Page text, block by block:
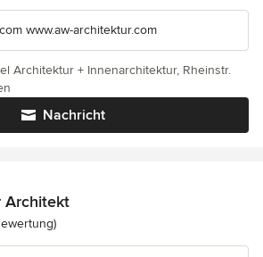
www.aw-architektur.com
Nachricht
Architektur + Innenarchitektur, Rheinstr.
Architekt
5 von 5 Sternen